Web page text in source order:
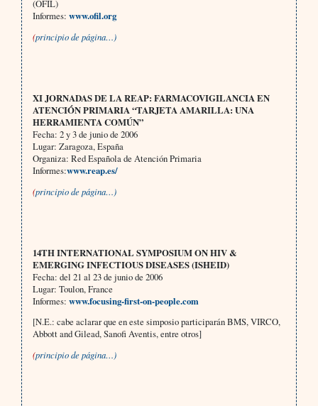
(OFIL)
Informes: www.ofil.org
(principio de página…)
XI JORNADAS DE LA REAP: FARMACOVIGILANCIA EN
ATENCIÓN PRIMARIA “TARJETA AMARILLA: UNA
HERRAMIENTA COMÚN”
Fecha: 2 y 3 de junio de 2006
Lugar: Zaragoza, España
Organiza: Red Española de Atención Primaria
Informes:www.reap.es/
(principio de página…)
14TH INTERNATIONAL SYMPOSIUM ON HIV &
EMERGING INFECTIOUS DISEASES (ISHEID)
Fecha: del 21 al 23 de junio de 2006
Lugar: Toulon, France
Informes: www.focusing-first-on-people.com
[N.E.: cabe aclarar que en este simposio participarán BMS, VIRCO,
Abbott and Gilead, Sanofi Aventis, entre otros]
(principio de página…)